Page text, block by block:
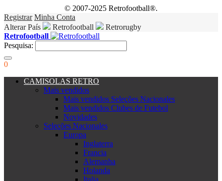
© 2007-2025 Retrofootball®.
Registrar Minha Conta
Alterar País
Retrofootball
Retrorugby
Retrofootball
Pesquisa:
0
CAMISOLAS RETRO
Mais vendidos
Mais vendidos Seleções Nacionales
Mais vendidos Clubes de Futebol
Novidades
Seleções Nacionales
Europa
Inglaterra
Francia
Alemanha
Holanda
Italia